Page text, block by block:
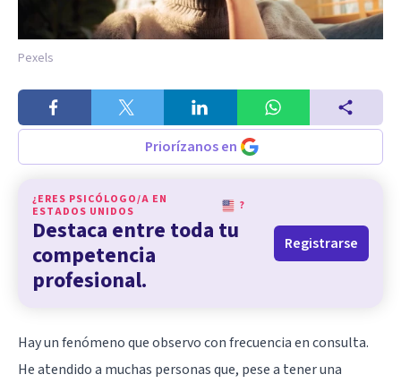
Pexels
Priorízanos en
¿ERES PSICÓLOGO/A EN
ESTADOS UNIDOS
?
Destaca entre toda tu
competencia
profesional.
Registrarse
Hay un fenómeno que observo con frecuencia en consulta.
He atendido a muchas personas que, pese a tener una